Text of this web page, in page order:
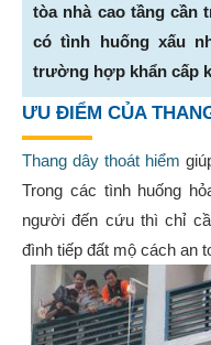
tòa nhà cao tầng cần
có tình huống xấu
trường hợp khẩn cấp
ƯU ĐIỂM CỦA
Thang dây thoát hiểm
Trong các tình huống
người đến cứu thì chỉ
đình tiếp đất mộ cách an